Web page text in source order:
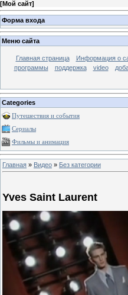
[Мой сайт]
Форма входа
Меню сайта
Главная страница Информация о
программы
поддержка video
Categories
Путешествия и события
Сериалы
Фильмы и анимация
Главная » Видео » Без категории
Yves Saint Laurent